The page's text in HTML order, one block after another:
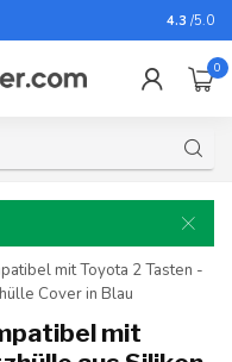
Für fast
4.3 /5.0
0
mit Toyota 2 Tasten -
Cover in Blau
mit